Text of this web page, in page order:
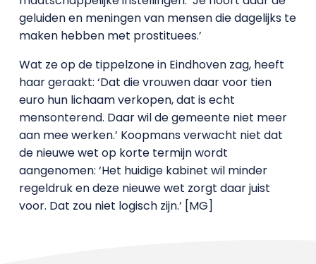
geluiden en meningen van mensen die dagelijks te
maken hebben met prostituees.’
Wat ze op de tippelzone in Eindhoven zag, heeft
haar geraakt: ‘Dat die vrouwen daar voor tien
euro hun lichaam verkopen, dat is echt
mensonterend. Daar wil de gemeente niet meer
aan mee werken.’ Koopmans verwacht niet dat
de nieuwe wet op korte termijn wordt
aangenomen: ‘Het huidige kabinet wil minder
regeldruk en deze nieuwe wet zorgt daar juist
voor. Dat zou niet logisch zijn.’ [MG]